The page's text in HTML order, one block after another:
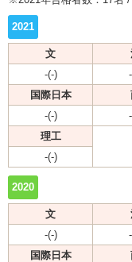
2021
文
-(-)
国際日本
-(-)
理工
-(-)
2020
文
-(-)
国際日本